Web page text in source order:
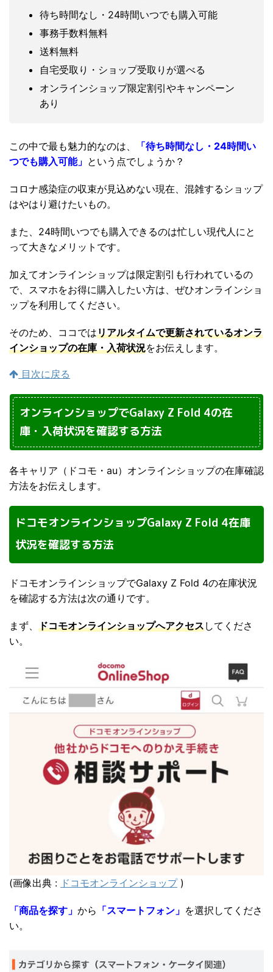
待ち時間なし・24時間いつでも購入可能
事務手数料無料
送料無料
自宅受取り・ショップ受取りが選べる
オンラインショップ限定割引やキャンペーン
あり
この中で最も魅力的なのは、
「待ち時間なし・24時間い
つでも購入可能」 という点でしょうか？
コロナ感染症の収束が見込めない現在、混雑するショップ
はやはり避けたいもの。
また、24時間いつでも購入できるのは忙しい現代人にと
って大きなメリットです。
加えてオンラインショップは限定割引も行われているの
で、スマホをお得に購入したい方は、ぜひオンラインショ
ップを利用してください。
そのため、ココではリアルタイムで更新されているオンラ
インショップの在庫・入荷状況をお伝えします。
目次に戻る
オンラインショップでGalaxy Z Fold 4の在
庫・入荷状況を確認する方法
各キャリア（ドコモ・au）オンラインショップの在庫確認
方法をお伝えします。
ドコモオンラインショップGalaxy Z Fold 4在庫
状況を確認する方法
ドコモオンラインショップでGalaxy Z Fold 4の在庫状況
を確認する方法は次の通りです。
まず、 ドコモオンラインショップへアクセスしてくださ
い。
(画像出典 : ドコモオンラインショップ)
「商品を探す」 から 「スマートフォン」 を選択してくださ
い。